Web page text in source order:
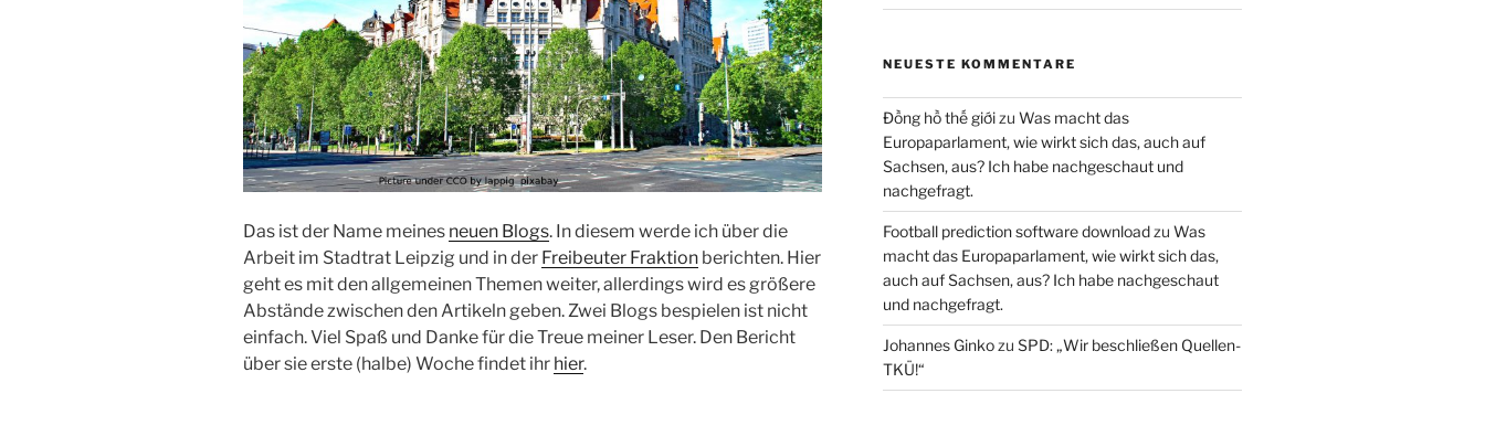
Das ist der Name meines neuen Blogs. In diesem werde ich über die
Arbeit im Stadtrat Leipzig und in der Freibeuter Fraktion berichten. Hier
geht es mit den allgemeinen Themen weiter, allerdings wird es größere
Abstände zwischen den Artikeln geben. Zwei Blogs bespielen ist nicht
einfach. Viel Spaß und Danke für die Treue meiner Leser. Den Bericht
über sie erste (halbe) Woche findet ihr hier.
NEUESTE KOMMENTARE
Đồng hồ thế giớizu Was macht das
Europaparlament, wie wirkt sich das, auch auf
Sachsen, aus? Ich habe nachgeschaut und
nachgefragt.
Football prediction software downloadzu Was
macht das Europaparlament, wie wirkt sich das,
auch auf Sachsen, aus? Ich habe nachgeschaut
und nachgefragt.
Johannes Ginkozu SPD: „Wir beschließen Quellen-
TKÜ!“